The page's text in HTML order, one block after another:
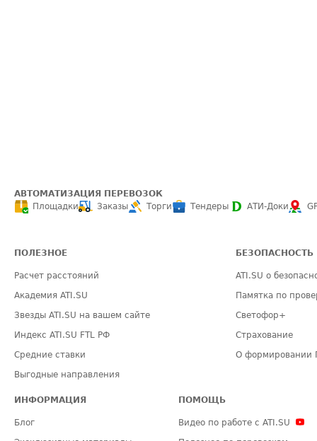
АВТОМАТИЗАЦИЯ ПЕРЕВОЗОК
Площадки
Заказы Торги Тендеры АТИ-Доки
ПОЛЕЗНОЕ
Расчет расстояний
Академия ATI.SU
Звезды ATI.SU на вашем сайте
Индекс ATI.SU FTL РФ
Средние ставки
Выгодные направления
БЕЗОПАСНОСТЬ
ATI.SU о
Памятка по
Светофор+
Страхование
О формировании
ИНФОРМАЦИЯ
Блог
ПОМОЩЬ
Видео по работе с ATI.SU